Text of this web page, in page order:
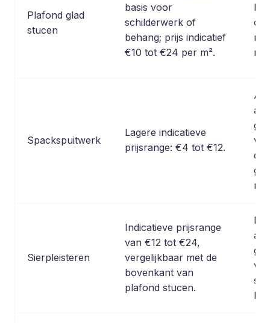
Plafond glad
stucen
basis voor
schilderwerk of
behang; prijs indicatief
€10 tot €24 per m².
Spackspuitwerk
Lagere indicatieve
prijsrange: €4 tot €12.
dit
Sierpleisteren
Indicatieve prijsrange
van €12 tot €24,
vergelijkbaar met de
bovenkant van
plafond stucen.
als